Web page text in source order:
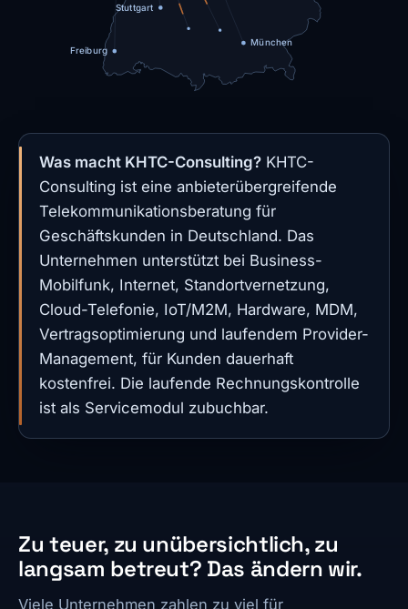
Stuttgart
Freiburg
München
Was macht KHTC-Consulting? KHTC-
Consulting ist eine anbieterübergreifende
Telekommunikationsberatung für
Geschäftskunden in Deutschland. Das
Unternehmen unterstützt bei Business-
Mobilfunk, Internet, Standortvernetzung,
Cloud-Telefonie, IoT/M2M, Hardware, MDM,
Vertragsoptimierung und laufendem Provider-
Management, für Kunden dauerhaft
kostenfrei. Die laufende Rechnungskontrolle
ist als Servicemodul zubuchbar.
Zu teuer, zu unübersichtlich, zu
langsam betreut? Das ändern wir.
Viele Unternehmen zahlen zu viel für